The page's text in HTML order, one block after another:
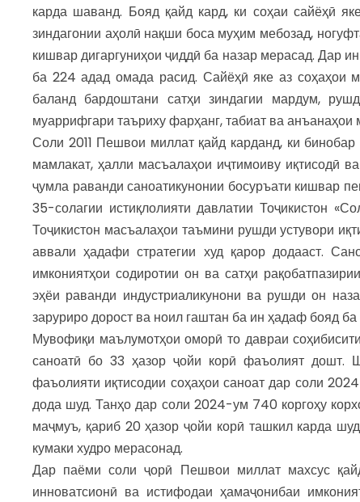
карда шаванд. Бояд қайд кард, ки соҳаи сайёҳӣ
зиндагонии аҳолӣ нақши боса муҳим мебозад,
кишвар дигаргуниҳои ҷиддӣ ба назар мерасад. Дар
ба 224 адад омада расид. Сайёҳӣ яке аз соҳаҳои
баланд бардоштани сатҳи зиндагии мардум,
муаррифгари таъриху фарҳанг, табиат ва
Соли 2011 Пешвои миллат қайд карданд, ки
мамлакат, ҳалли масъалаҳои иҷтимоиву иқтисодӣ
ҷумла раванди саноатикунонии босуръати кишвар
35-солагии истиқлолияти давлатии Тоҷикистон
Тоҷикистон масъалаҳои таъмини рушди устувори
аввали ҳадафи стратегии худ қарор додааст.
имкониятҳои содиротии он ва сатҳи
эҳёи раванди индустриаликунони ва рушди он
заруриро дорост ва ноил гаштан ба ин ҳадаф бояд
Мувофиқи маълумотҳои оморӣ то давраи
саноатӣ бо 33 ҳазор ҷойи корӣ фаъолият дошт.
фаъолияти иқтисодии соҳаҳои саноат дар соли
дода шуд. Танҳо дар соли 2024-ум 740 коргоҳу
маҷмуъ, қариб 20 ҳазор ҷойи корӣ ташкил карда
кумаки худро мерасонад.
Дар паёми соли ҷорӣ Пешвои миллат махсус
инноватсионӣ ва истифодаи ҳамаҷонибаи